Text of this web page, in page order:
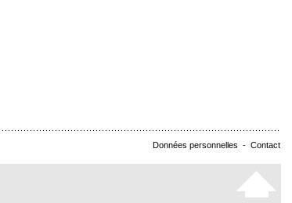
Données personnelles - Contact